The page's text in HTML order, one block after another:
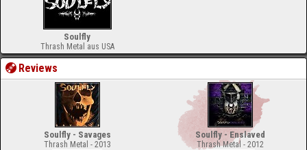
Soulfly
Thrash Metal aus USA
Reviews
Soulfly - Savages
Thrash Metal - 2013
Soulfly - Enslaved
Thrash Metal - 2012